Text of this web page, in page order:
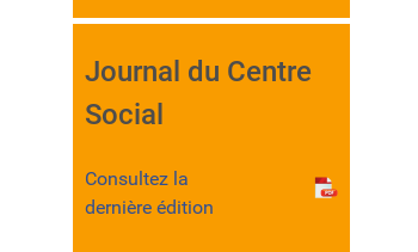
Journal du Centre
Social
Consultez la
dernière édition